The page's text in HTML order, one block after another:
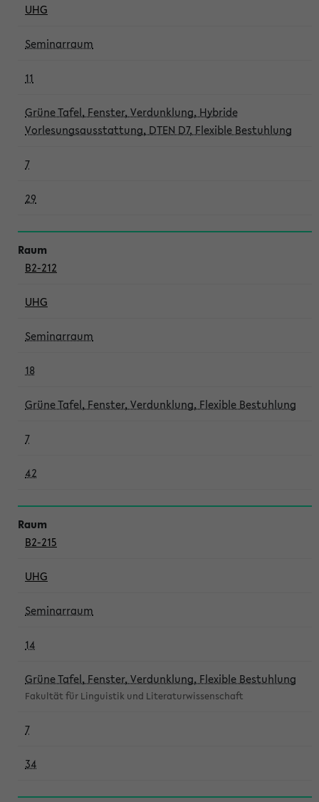
UHG
Seminarraum
11
Grüne Tafel, Fenster, Verdunklung, Hybride
Vorlesungsausstattung, DTEN D7, Flexible Bestuhlung
7
29
B2-212
UHG
Seminarraum
18
Grüne Tafel, Fenster, Verdunklung, Flexible Bestuhlung
7
42
B2-215
UHG
Seminarraum
14
Grüne Tafel, Fenster, Verdunklung, Flexible Bestuhlung
Fakultät für Linguistik und Literaturwissenschaft
7
34